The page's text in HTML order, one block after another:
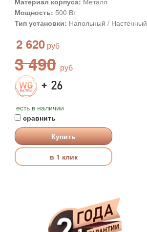
Мощность: 500 Вт
Тип установки: Напольный / Настенный
2 620
3 490
+ 26
есть в наличии
сравнить
Купить
в 1 клик